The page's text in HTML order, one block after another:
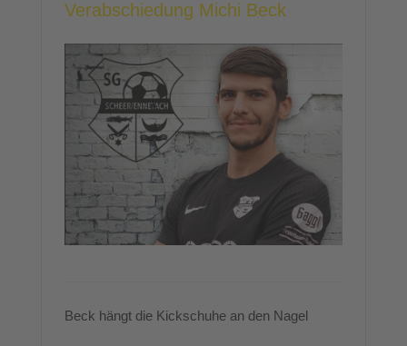
Verabschiedung Michi Beck
Beck hängt die Kickschuhe an den Nagel